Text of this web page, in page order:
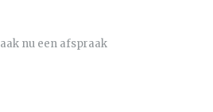
nu een afspraak